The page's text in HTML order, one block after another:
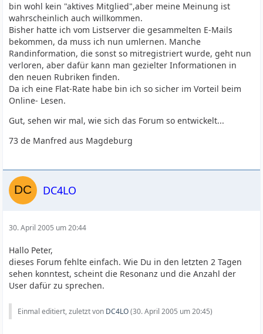
bin wohl kein "aktives Mitglied",aber meine Meinung ist
wahrscheinlich auch willkommen.
Bisher hatte ich vom Listserver die gesammelten E-Mails
bekommen, da muss ich nun umlernen. Manche
Randinformation, die sonst so mitregistriert wurde, geht nun
verloren, aber dafür kann man gezielter Informationen in
den neuen Rubriken finden.
Da ich eine Flat-Rate habe bin ich so sicher im Vorteil beim
Online- Lesen.
Gut, sehen wir mal, wie sich das Forum so entwickelt...
73 de Manfred aus Magdeburg
DC4LO
30. April 2005 um 20:44
Hallo Peter,
dieses Forum fehlte einfach. Wie Du in den letzten 2 Tagen
sehen konntest, scheint die Resonanz und die Anzahl der
User dafür zu sprechen.
Einmal editiert, zuletzt von DC4LO(30. April 2005 um 20:45)